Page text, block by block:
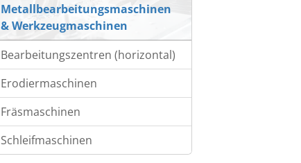
Metallbearbeitungsmaschinen
& Werkzeugmaschinen
Bearbeitungszentren (horizontal)
Erodiermaschinen
Fräsmaschinen
Schleifmaschinen